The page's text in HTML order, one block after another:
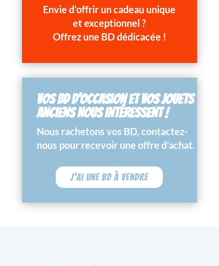
Envie d’offrir un cadeau unique
et exceptionnel ?
Offrez une BD dédicacée !
VOS BD D’OCCASION ET VOS JOUETS
ANCIENS NOUS INTÉRESSENT !
Nous rachetons vos BD, contactez-
nous pour recevoir une offre d’achat.
J'ai une BD à vendre